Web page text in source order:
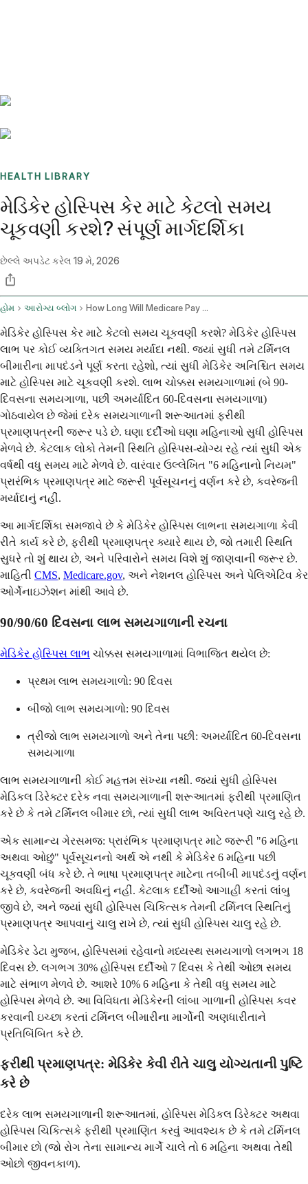
HEALTH LIBRARY
મેડિકેર હોસ્પિસ કેર માટે કેટલો સમય
ચૂકવણી કરશે? સંપૂર્ણ માર્ગદર્શિકા
છેલ્લે અપડેટ કરેલ 19 મે, 2026
હોમ આરોગ્ય બ્લોગ How Long Will Medicare Pay For Hospice Care
મેડિકેર હોસ્પિસ કેર માટે કેટલો સમય ચૂકવણી કરશે? મેડિકેર હોસ્પિસ
લાભ પર કોઈ વ્યક્તિગત સમય મર્યાદા નથી. જ્યાં સુધી તમે ટર્મિનલ
બીમારીના માપદંડને પૂર્ણ કરતા રહેશો, ત્યાં સુધી મેડિકેર અનિશ્ચિત સમય
માટે હોસ્પિસ માટે ચૂકવણી કરશે. લાભ ચોક્કસ સમયગાળામાં (બે 90-
દિવસના સમયગાળા, પછી અમર્યાદિત 60-દિવસના સમયગાળા)
ગોઠવાયેલ છે જેમાં દરેક સમયગાળાની શરૂઆતમાં ફરીથી
પ્રમાણપત્રની જરૂર પડે છે. ઘણા દર્દીઓ ઘણા મહિનાઓ સુધી હોસ્પિસ
મેળવે છે. કેટલાક લોકો તેમની સ્થિતિ હોસ્પિસ-યોગ્ય રહે ત્યાં સુધી એક
વર્ષથી વધુ સમય માટે મેળવે છે. વારંવાર ઉલ્લેખિત "6 મહિનાનો નિયમ"
પ્રારંભિક પ્રમાણપત્ર માટે જરૂરી પૂર્વસૂચનનું વર્ણન કરે છે, કવરેજની
મર્યાદાનું નહીં.
આ માર્ગદર્શિકા સમજાવે છે કે મેડિકેર હોસ્પિસ લાભના સમયગાળા કેવી
રીતે કાર્ય કરે છે, ફરીથી પ્રમાણપત્ર ક્યારે થાય છે, જો તમારી સ્થિતિ
સુધરે તો શું થાય છે, અને પરિવારોને સમય વિશે શું જાણવાની જરૂર છે.
માહિતી CMS, Medicare.gov, અને નેશનલ હોસ્પિસ અને પેલિએટિવ કેર
ઓર્ગેનાઇઝેશન માંથી આવે છે.
90/90/60 દિવસના લાભ સમયગાળાની રચના
મેડિકેર હોસ્પિસ લાભ ચોક્કસ સમયગાળામાં વિભાજિત થયેલ છે:
પ્રથમ લાભ સમયગાળો: 90 દિવસ
બીજો લાભ સમયગાળો: 90 દિવસ
ત્રીજો લાભ સમયગાળો અને તેના પછી: અમર્યાદિત 60-દિવસના
સમયગાળા
લાભ સમયગાળાની કોઈ મહત્તમ સંખ્યા નથી. જ્યાં સુધી હોસ્પિસ
મેડિકલ ડિરેક્ટર દરેક નવા સમયગાળાની શરૂઆતમાં ફરીથી પ્રમાણિત
કરે છે કે તમે ટર્મિનલ બીમાર છો, ત્યાં સુધી લાભ અવિરતપણે ચાલુ રહે છે.
એક સામાન્ય ગેરસમજ: પ્રારંભિક પ્રમાણપત્ર માટે જરૂરી "6 મહિના
અથવા ઓછું" પૂર્વસૂચનનો અર્થ એ નથી કે મેડિકેર 6 મહિના પછી
ચૂકવણી બંધ કરે છે. તે ભાષા પ્રમાણપત્ર માટેના તબીબી માપદંડનું વર્ણન
કરે છે, કવરેજની અવધિનું નહીં. કેટલાક દર્દીઓ આગાહી કરતાં લાંબુ
જીવે છે, અને જ્યાં સુધી હોસ્પિસ ચિકિત્સક તેમની ટર્મિનલ સ્થિતિનું
પ્રમાણપત્ર આપવાનું ચાલુ રાખે છે, ત્યાં સુધી હોસ્પિસ ચાલુ રહે છે.
મેડિકેર ડેટા મુજબ, હોસ્પિસમાં રહેવાનો મધ્યસ્થ સમયગાળો લગભગ 18
દિવસ છે. લગભગ 30% હોસ્પિસ દર્દીઓ 7 દિવસ કે તેથી ઓછા સમય
માટે સંભાળ મેળવે છે. આશરે 10% 6 મહિના કે તેથી વધુ સમય માટે
હોસ્પિસ મેળવે છે. આ વિવિધતા મેડિકેરની લાંબા ગાળાની હોસ્પિસ કવર
કરવાની ઇચ્છા કરતાં ટર્મિનલ બીમારીના માર્ગોની અણધારીતાને
પ્રતિબિંબિત કરે છે.
ફરીથી પ્રમાણપત્ર: મેડિકેર કેવી રીતે ચાલુ યોગ્યતાની પુષ્ટિ
કરે છે
દરેક લાભ સમયગાળાની શરૂઆતમાં, હોસ્પિસ મેડિકલ ડિરેક્ટર અથવા
હોસ્પિસ ચિકિત્સકે ફરીથી પ્રમાણિત કરવું આવશ્યક છે કે તમે ટર્મિનલ
બીમાર છો (જો રોગ તેના સામાન્ય માર્ગે ચાલે તો 6 મહિના અથવા તેથી
ઓછો જીવનકાળ).